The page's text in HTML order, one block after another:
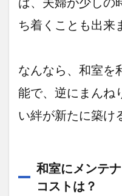
ち着くことも出来
なんなら、和室を
能で、逆にまんね
い絆が新たに築け
和室にメンテ
コストは？